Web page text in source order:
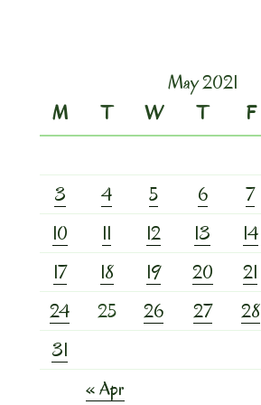
May 2021
M
T W T F
3
4 5 6 7
10
11 12 13 14
17
18 19 20 21
24
25 26 27 28
31
« Apr